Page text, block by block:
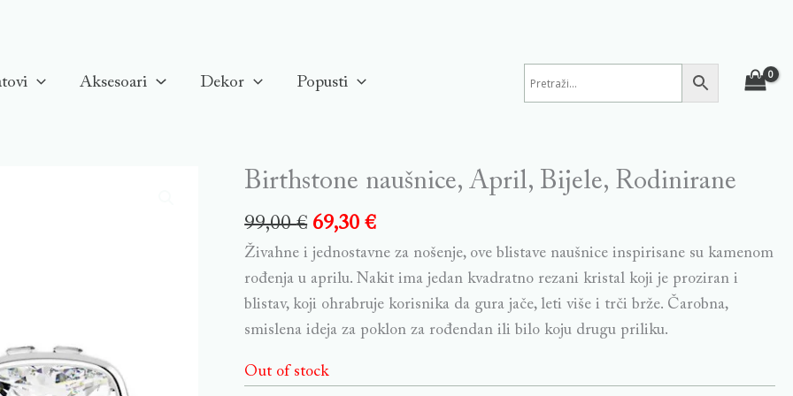
Aksesoari Dekor Popusti
Birthstone naušnice, April, Bijele, Rodinirane
99,00€ 69,30€
Živahne i jednostavne za nošenje, ove blistave naušnice inspirisane su kamenom
rođenja u aprilu. Nakit ima jedan kvadratno rezani kristal koji je proziran i
blistav, koji ohrabruje korisnika da gura jače, leti više i trči brže. Čarobna,
smislena ideja za poklon za rođendan ili bilo koju drugu priliku.
Out of stock